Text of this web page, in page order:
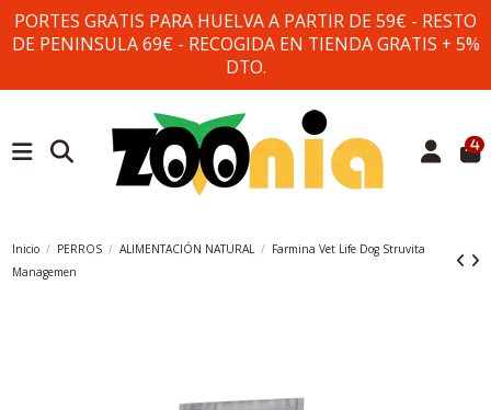
PORTES GRATIS PARA HUELVA A PARTIR DE 59€ - RESTO
DE PENINSULA 69€ - RECOGIDA EN TIENDA GRATIS + 5%
DTO.
4
Inicio PERROS ALIMENTACIÓN NATURAL
Farmina Vet Life Dog Struvita
Managemen